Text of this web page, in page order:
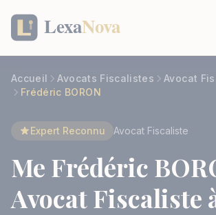
Accueil Avocats Fiscalistes
Avocat
Frédéric BORON
Expert Reconnu Avocat Fiscaliste
Me Frédéric
Avocat Fiscaliste